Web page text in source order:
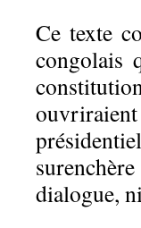
Ce texte
congolais
dialogue,